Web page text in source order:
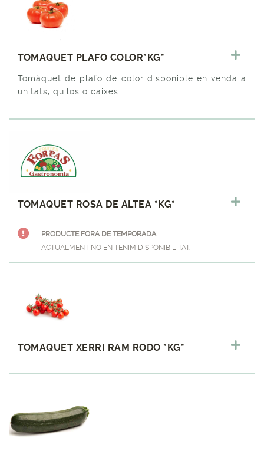
TOMAQUET PLAFO COLOR*KG*
Tomàquet de plafo de color disponible en venda a
unitats, quilos o caixes.
TOMAQUET ROSA DE ALTEA *KG*
PRODUCTE FORA DE TEMPORADA.
ACTUALMENT NO EN TENIM DISPONIBILITAT.
TOMAQUET XERRI RAM RODO *KG*